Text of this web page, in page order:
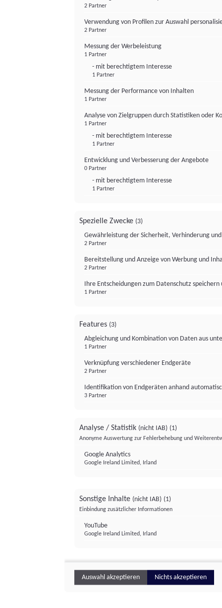
2 Partner
Verwendung von Profilen zur Auswahl
2 Partner
Messung der Werbeleistung
1 Partner
- mit berechtigtem Interesse
1 Partner
Messung der Performance von Inhalten
1 Partner
Analyse von Zielgruppen durch Statistiken oder
1 Partner
- mit berechtigtem Interesse
1 Partner
Entwicklung und Verbesserung der Angebote
0 Partner
- mit berechtigtem Interesse
1 Partner
Spezielle Zwecke (3)
Gewährleistung der Sicherheit, Verhinderung
2 Partner
Bereitstellung und Anzeige von Werbung und
2 Partner
Ihre Entscheidungen zum Datenschutz
1 Partner
Features (3)
Abgleichung und Kombination von Daten aus
1 Partner
Verknüpfung verschiedener Endgeräte
2 Partner
Identifikation von Endgeräten anhand
3 Partner
Analyse / Statistik (nicht IAB) (1)
Anonyme Auswertung zur Fehlerbehebung und
Google Analytics
Google Ireland Limited, Irland
Sonstige Inhalte (nicht IAB) (1)
Einbindung zusätzlicher Informationen
YouTube
Google Ireland Limited, Irland
Auswahl akzeptieren Nichts akzeptieren